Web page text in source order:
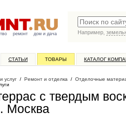
ремонт дом и дача
Например,
СТАТЬИ ТОВАРЫ КАТАЛОГ
услуг / Ремонт и отделка / Отделочные
с твердым
. Москва